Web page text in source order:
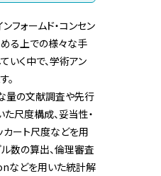
フォームド・コンセン
める上での様々な手
いく中で、学術アン
。
量の文献調査や先行
尺度構成、妥当性・
カート尺度などを用
数の算出、倫理審査
などを用いた統計解